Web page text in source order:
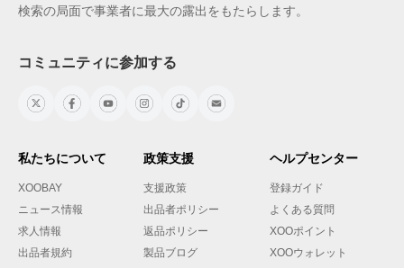
検索の局面で事業者に最大の露出をもたらします。
コミュニティに参加する
私たちについて
XOOBAY
ニュース情報
求人情報
出品者規約
政策支援
支援政策
出品者ポリシー
返品ポリシー
製品ブログ
ヘルプセンター
登録ガイド
よくある質問
XOOポイント
XOOウォレット